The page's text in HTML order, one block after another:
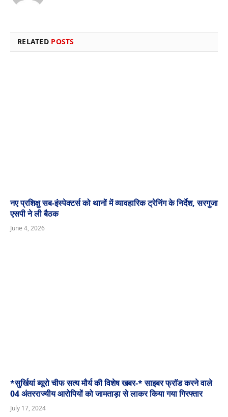
RELATED POSTS
नए प्रशिक्षु सब-इंस्पेक्टर्स को थानों में व्यावहारिक ट्रेनिंग के निर्देश, सरगुजा
एसपी ने ली बैठक
June 4, 2026
*सुर्खियां ब्यूरो चीफ सत्य मौर्य की विशेष खबर-* साइबर फ्राॅड करने वाले
04 अंतरराज्यीय आरोपियों को जामताड़ा से लाकर किया गया गिरफ्तार
July 17, 2024